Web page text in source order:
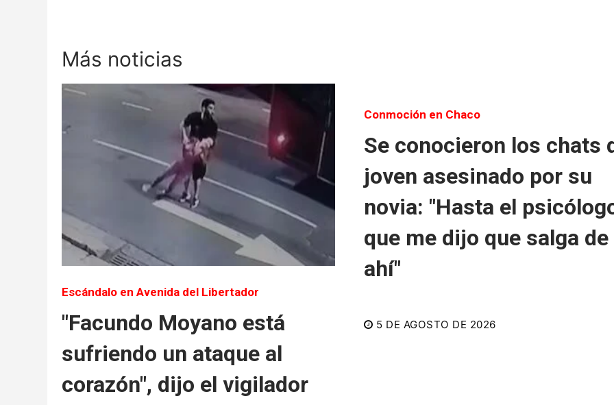
Más noticias
Escándalo en Avenida del Libertador
"Facundo Moyano está
sufriendo un ataque al
corazón", dijo el vigilador
Conmoción en Chaco
Se conocieron los chats
joven asesinado por su
novia: "Hasta el
que me dijo que salga de
ahí"
5 DE AGOSTO DE 2026